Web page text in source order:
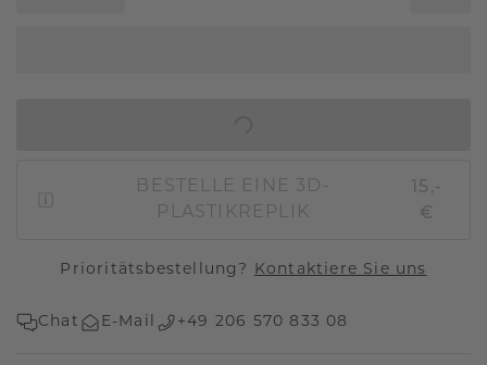
BESTELLE EINE 3D-
PLASTIKREPLIK
15,-
€
Prioritätsbestellung? Kontaktiere Sie uns
Chat E-Mail +49 206 570 833 08